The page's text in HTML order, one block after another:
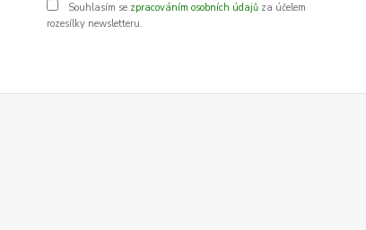
Souhlasím se zpracováním osobních údajů za účelem
rozesílky newsletteru.